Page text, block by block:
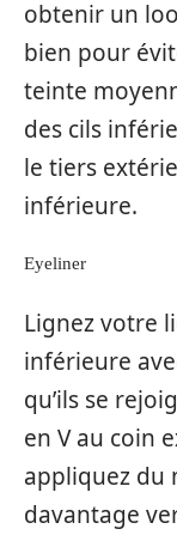
obtenir un
bien pour
teinte
des cils
le tiers
inférieure.
Eyeliner
Lignez votre
inférieure
qu’ils se
en V au coin
appliquez du
davantage